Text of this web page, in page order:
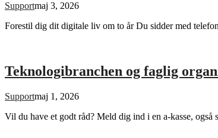
Supportmaj 3, 2026
Forestil dig dit digitale liv om to år Du sidder med
Teknologibranchen og faglig
Supportmaj 1, 2026
Vil du have et godt råd? Meld dig ind i en a-kasse,